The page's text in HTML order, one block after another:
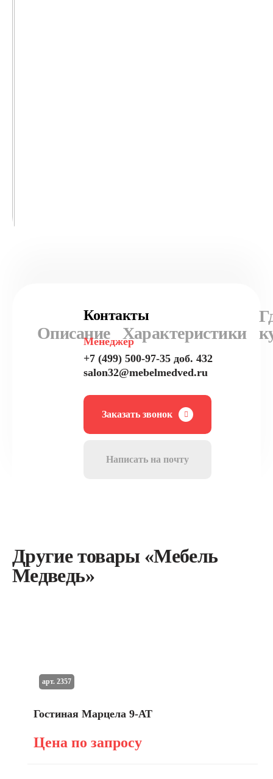
Описание Характеристики
Контакты
Менеджер
+7 (499) 500-97-35 доб. 432
salon32@mebelmedved.ru
Заказать звонок
Написать на почту
Другие товары «Мебель
Медведь»
Гостиная Марцела 9-АТ
Цена по запросу
арт. 2357